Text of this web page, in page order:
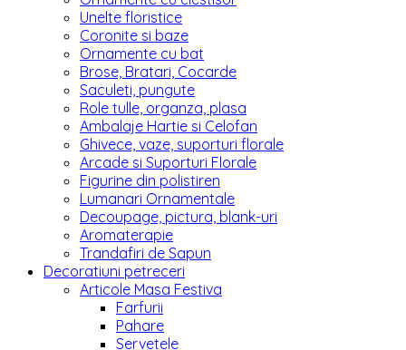
Unelte floristice
Coronite si baze
Ornamente cu bat
Brose, Bratari, Cocarde
Saculeti, pungute
Role tulle, organza, plasa
Ambalaje Hartie si Celofan
Ghivece, vaze, suporturi florale
Arcade si Suporturi Florale
Figurine din polistiren
Lumanari Ornamentale
Decoupage, pictura, blank-uri
Aromaterapie
Trandafiri de Sapun
Decoratiuni petreceri
Articole Masa Festiva
Farfurii
Pahare
Servetele